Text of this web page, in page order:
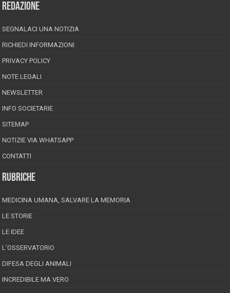
REDAZIONE
SEGNALACI UNA NOTIZIA
RICHIEDI INFORMAZIONI
PRIVACY POLICY
NOTE LEGALI
NEWSLETTER
INFO SOCIETARIE
SITEMAP
NOTIZIE VIA WHATSAPP
CONTATTI
RUBRICHE
MEDICINA UMANA, SALVARE LA MEMORIA
LE STORIE
LE IDEE
L’OSSERVATORIO
DIFESA DEGLI ANIMALI
INCREDIBILE MA VERO